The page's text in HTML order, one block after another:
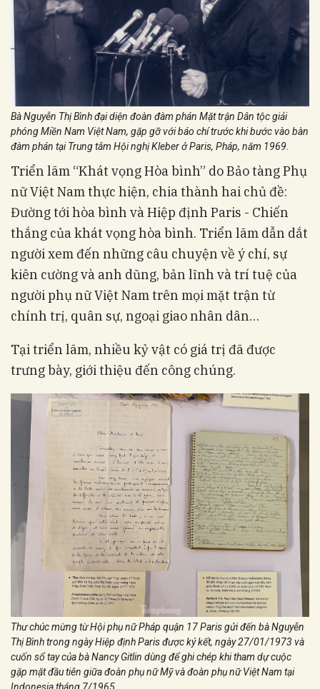
Bà Nguyễn Thị Bình đại diện đoàn đàm phán Mặt trận Dân tộc giải
phóng Miền Nam Việt Nam, gặp gỡ với báo chí trước khi bước vào bàn
đàm phán tại Trung tâm Hội nghị Kleber ở Paris, Pháp, năm 1969.
Triển lãm “Khát vọng Hòa bình” do Bảo tàng Phụ
nữ Việt Nam thực hiện, chia thành hai chủ đề:
Đường tới hòa bình và Hiệp định Paris - Chiến
thắng của khát vọng hòa bình. Triển lãm dẫn dắt
người xem đến những câu chuyện về ý chí, sự
kiên cường và anh dũng, bản lĩnh và trí tuệ của
người phụ nữ Việt Nam trên mọi mặt trận từ
chính trị, quân sự, ngoại giao nhân dân…
Tại triển lãm, nhiều kỷ vật có giá trị đã được
trưng bày, giới thiệu đến công chúng.
Thư chúc mừng từ Hội phụ nữ Pháp quận 17 Paris gửi đến bà Nguyễn
Thị Bình trong ngày Hiệp định Paris được ký kết, ngày 27/01/1973 và
cuốn sổ tay của bà Nancy Gitlin dùng để ghi chép khi tham dự cuộc
gặp mặt đầu tiên giữa đoàn phụ nữ Mỹ và đoàn phụ nữ Việt Nam tại
Indonesia tháng 7/1965.